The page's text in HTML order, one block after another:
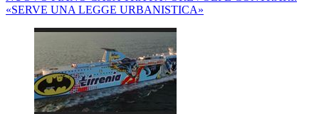
«SERVE UNA LEGGE URBANISTICA»